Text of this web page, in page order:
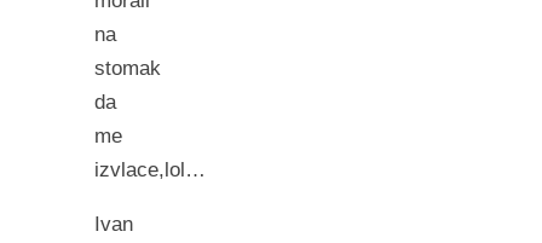
na
stomak
da
me
izvlace,lol…
Ivan